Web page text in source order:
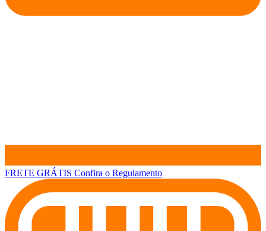
FRETE GRÁTIS Confira o Regulamento